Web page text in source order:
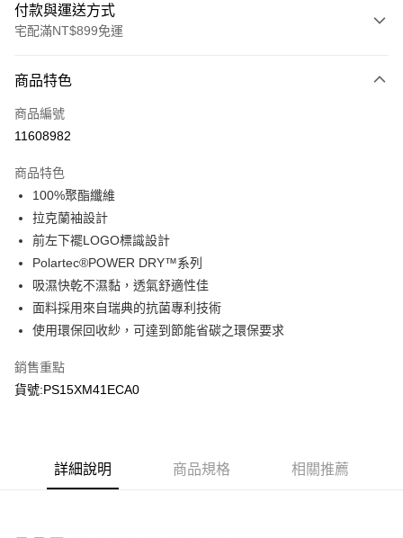
付款與運送方式
宅配滿NT$899免運
信用卡一次付款
LINE Pay
悠遊付
Google Pay
運送方式
每筆NT$90，滿NT$899(含以上)免運費
商品特色
商品編號
11608982
商品特色
100%聚酯纖維
拉克蘭袖設計
前左下襬LOGO標識設計
Polartec®POWER DRY™系列
吸濕快乾不濕黏，透氣舒適性佳
面料採用來自瑞典的抗菌專利技術
使用環保回收紗，可達到節能省碳之環保要求
銷售重點
貨號:PS15XM41ECA0
詳細說明 商品規格 相關推薦